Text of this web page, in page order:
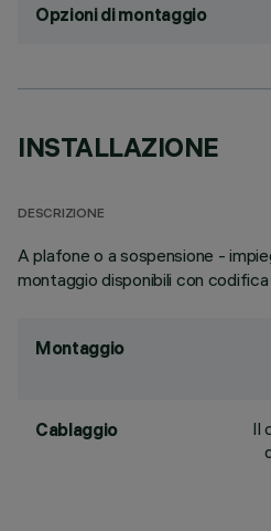
Opzioni di montaggio
INSTALLAZIONE
DESCRIZIONE
A plafone o a sospensione -
montaggio disponibili con codifica
Montaggio
Cablaggio
Il